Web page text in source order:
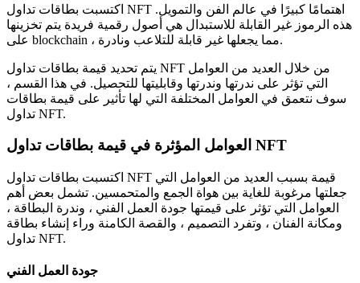
اكتسبت بطاقات تداول NFT اهتمامًا كبيرًا في عالم الفن والتمويل.
هذه الرموز غير القابلة للاستبدال هي أصول رقمية فريدة يتم تخزينها
على blockchain ، مما يجعلها غير قابلة للتلاعب ونادرة.
يتم تحديد قيمة بطاقات تداول NFT من خلال العديد من العوامل
التي تؤثر على ندرتها وندرتها وقابليتها للتحصيل. في هذا القسم ،
سوف نتعمق في العوامل المختلفة التي لها تأثير على قيمة بطاقات
تداول NFT.
العوامل المؤثرة في قيمة بطاقات تداول NFT
اكتسبت بطاقات تداول NFT قيمة بسبب العديد من العوامل التي
جعلتها مرغوبة للغاية بين هواة الجمع والمتحمسين. تشمل بعض أهم
العوامل التي تؤثر على قيمتها جودة العمل الفني ، وندرة البطاقة ،
ومكانة الفنان ، وتفرد التصميم ، والقصة الكامنة وراء إنشاء بطاقة
تداول NFT.
جودة العمل الفني